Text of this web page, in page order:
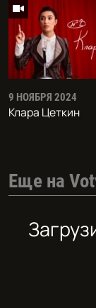
9 НОЯБРЯ 2024
Клара Цеткин
Еще на